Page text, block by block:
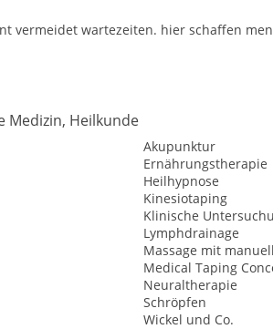
vermeidet wartezeiten. hier schaffen
Heilkunde
Akupunktur
Ernährungstherapie
Heilhypnose
Kinesiotaping
Klinische
Lymphdrainage
Massage mit
Medical Taping
Neuraltherapie
Schröpfen
Wickel und Co.